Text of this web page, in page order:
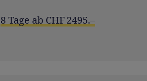
8 Tage ab CHF 2495.–